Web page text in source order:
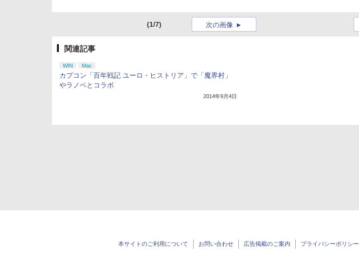
(1/7) 次の画像
関連記事
WIN Mac
カプコン「百年戦記 ユーロ・ヒストリア」で「魔界村」
やラノベとコラボ
2014年9月4日
本サイトのご利用について お問い合わせ 広告掲載のご案内 プライバシーポリシー